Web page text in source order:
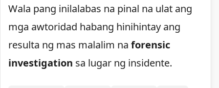
Wala pang inilalabas na pinal na ulat ang
mga awtoridad habang hinihintay ang
resulta ng mas malalim na forensic
investigation sa lugar ng insidente.